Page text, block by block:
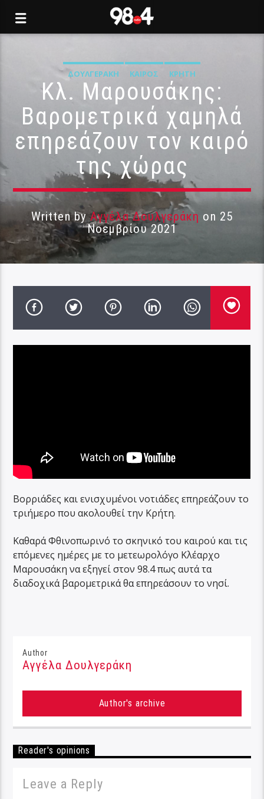
ΔΟΥΛΓΕΡΆΚΗ ΚΑΙΡΌΣ ΚΡΉΤΗ
Κλ. Μαρουσάκης:
Βαρομετρικά χαμηλά
επηρεάζουν τον καιρό
της χώρας
Written byΑγγέλα Δουλγεράκη on 25
Νοεμβρίου 2021
Βορριάδες και ενισχυμένοι νοτιάδες επηρεάζουν το
τριήμερο που ακολουθεί την Κρήτη.
Καθαρά Φθινοπωρινό το σκηνικό του καιρού και τις
επόμενες ημέρες με το μετεωρολόγο Κλέαρχο
Μαρουσάκη να εξηγεί στον 98.4 πως αυτά τα
διαδοχικά βαρομετρικά θα επηρεάσουν το νησί.
Author
Αγγέλα Δουλγεράκη
Author's archive
Reader's opinions
Leave a Reply